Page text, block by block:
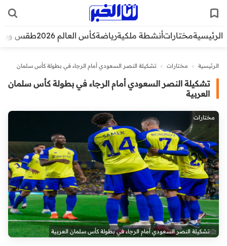
الرئيسيةمختاراتأنشطة ملكيةرياضةكأس العالم 2026 طقس
الرئيسية > مختارات >
تشكيلة النصر السعودي أمام الرجاء في بطولة كأس سلمان
تشكيلة النصر السعودي أمام الرجاء في بطولة كأس سلمان
العربية
مختارات
تشكيلة النصر السعودي أمام الرجاء في بطولة كأس سلمان العربية